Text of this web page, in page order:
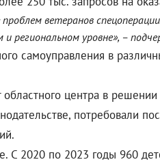
ветеранов
уровне», –
самоуправления в
центра в
потребовали
С 2020 по 2023 годы 960